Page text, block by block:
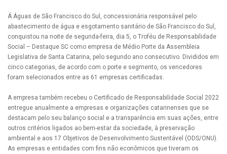
Á Águas de São Francisco do Sul, concessionária responsável pelo
abastecimento de água e esgotamento sanitário de São Francisco do Sul,
conquistou na noite de segunda-feira, dia 5, o Troféu de Responsabilidade
Social – Destaque SC como empresa de Médio Porte da Assembleia
Legislativa de Santa Catarina, pelo segundo ano consecutivo. Divididos em
cinco categorias, de acordo com o porte e segmento, os vencedores
foram selecionados entre as 61 empresas certificadas.
A empresa também recebeu o Certificado de Responsabilidade Social 2022
entregue anualmente a empresas e organizações catarinenses que se
destacam pelo seu balanço social e a transparência em suas ações, entre
outros critérios ligados ao bem-estar da sociedade, à preservação
ambiental e aos 17 Objetivos de Desenvolvimento Sustentável (ODS/ONU).
As empresas e entidades com fins não econômicos que tiveram os